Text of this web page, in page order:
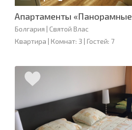
Апартаменты
Болгария | Святой Влас
Квартира | Комнат: 3 | Гостей: 7